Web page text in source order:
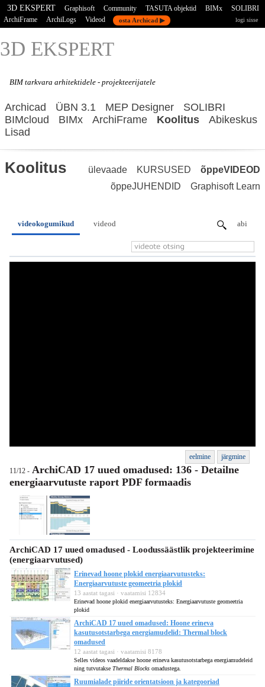
3D EKSPERT Graphisoft Community TASUTA objektid BIMx
SOLIBRI
ArchiFrame
ArchiLogs Videod osta Archicad ▶ logi sisse
3D EKSPERT
BIM tarkvara arhitektidele - projekteerijatele
Archicad ÜBN 3.1 MEP Designer
SOLIBRI
BIMcloud
BIMx ArchiFrame Koolitus
Abikeskus
Lisad
Koolitus ülevaade KURSUSED
õppeVIDEOD
õppeJUHENDID
Graphisoft Learn
videokogumikud videod abi
eelmine
järgmine
11/12 - ArchiCAD 17 uued omadused: 136 - Detailne
energiaarvutuste raport PDF formaadis
ArchiCAD 17 uued omadused - Loodussäästlik projekteerimine
(energiaarvutused)
Erinevad hoone plokid energiaarvutusteks:
Energiaarvutuste geomeetria plokid
13 aastat tagasi · vaatamisi 12834
Erinevad hoone plokid energiaarvutusteks: Energiaarvutuste geomeetria
plokid
ArchiCAD 17 uued omadused: Hoone erineva
kasutusotstarbega energiamudelid: Thermal block
omadused
12 aastat tagasi · vaatamisi 8178
Selles videos vaadeldakse hoone erineva kasutusotstarbega energiamudeleid
ning tutvutakse Thermal Blocks omadustega.
Ruumialade piiride orientatsioon ja kategooriad